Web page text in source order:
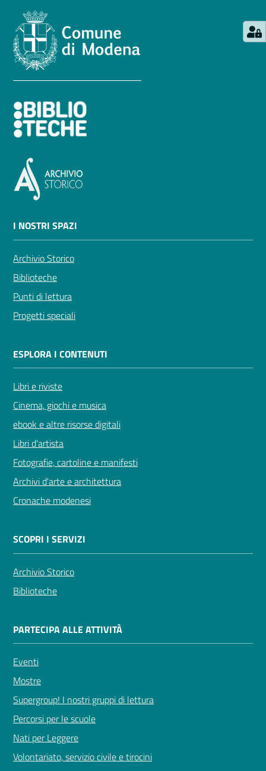
I NOSTRI SPAZI
Archivio Storico
Biblioteche
Punti di lettura
Progetti speciali
ESPLORA I CONTENUTI
Libri e riviste
Cinema, giochi e musica
ebook e altre risorse digitali
Libri d'artista
Fotografie, cartoline e manifesti
Archivi d'arte e architettura
Cronache modenesi
SCOPRI I SERVIZI
Archivio Storico
Biblioteche
PARTECIPA ALLE ATTIVITÀ
Eventi
Mostre
Supergroup! I nostri gruppi di lettura
Percorsi per le scuole
Nati per Leggere
Volontariato, servizio civile e tirocini